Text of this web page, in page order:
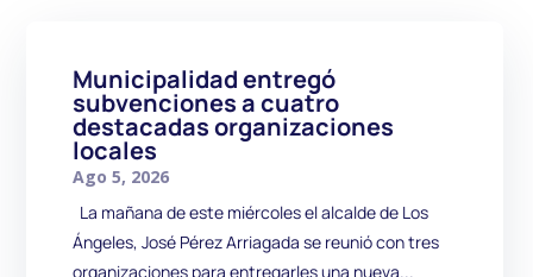
Municipalidad entregó
subvenciones a cuatro
destacadas organizaciones
locales
Ago 5, 2026
La mañana de este miércoles el alcalde de Los
Ángeles, José Pérez Arriagada se reunió con tres
organizaciones para entregarles una nueva...